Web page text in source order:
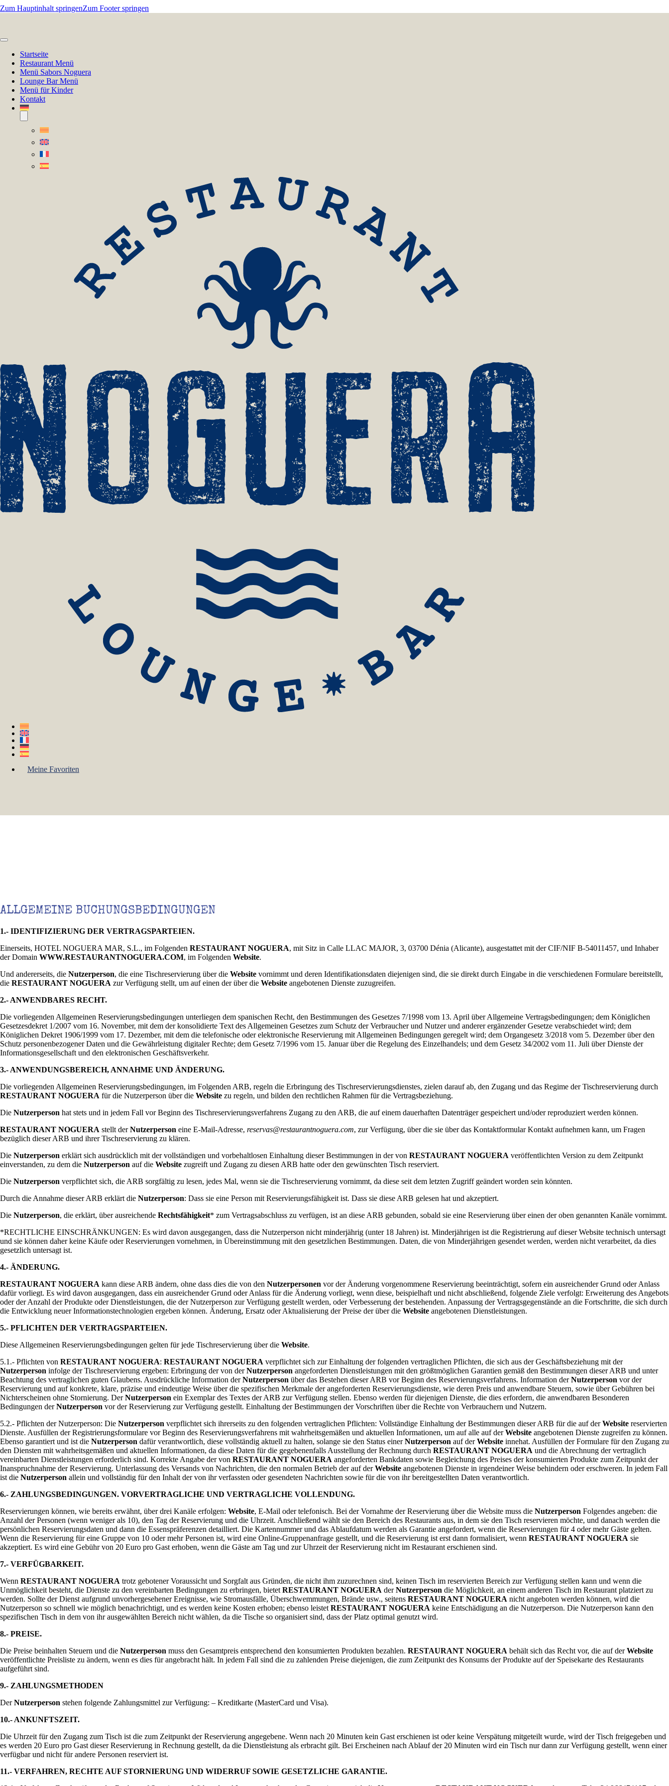
Zum Hauptinhalt springenZum Footer springen
Startseite
Restaurant Menü
Menü Sabors Noguera
Lounge Bar Menü
Menü für Kinder
Kontakt
Meine Favoriten
ALLGEMEINE BUCHUNGSBEDINGUNGEN
1.- IDENTIFIZIERUNG DER VERTRAGSPARTEIEN.
Einerseits, HOTEL NOGUERA MAR, S.L., im Folgenden RESTAURANT NOGUERA, mit Sitz in Calle LLAC MAJOR, 3, 03700 Dénia (Alicante), ausgestattet mit der CIF/NIF B-54011457, und Inhaber
der Domain WWW.RESTAURANTNOGUERA.COM, im Folgenden Website.
Und andererseits, die Nutzerperson, die eine Tischreservierung über die Website vornimmt und deren Identifikationsdaten diejenigen sind, die sie direkt durch Eingabe in die verschiedenen Formulare bereitstellt,
die RESTAURANT NOGUERA zur Verfügung stellt, um auf einen der über die Website angebotenen Dienste zuzugreifen.
2.- ANWENDBARES RECHT.
Die vorliegenden Allgemeinen Reservierungsbedingungen unterliegen dem spanischen Recht, den Bestimmungen des Gesetzes 7/1998 vom 13. April über Allgemeine Vertragsbedingungen; dem Königlichen
Gesetzesdekret 1/2007 vom 16. November, mit dem der konsolidierte Text des Allgemeinen Gesetzes zum Schutz der Verbraucher und Nutzer und anderer ergänzender Gesetze verabschiedet wird; dem
Königlichen Dekret 1906/1999 vom 17. Dezember, mit dem die telefonische oder elektronische Reservierung mit Allgemeinen Bedingungen geregelt wird; dem Organgesetz 3/2018 vom 5. Dezember über den
Schutz personenbezogener Daten und die Gewährleistung digitaler Rechte; dem Gesetz 7/1996 vom 15. Januar über die Regelung des Einzelhandels; und dem Gesetz 34/2002 vom 11. Juli über Dienste der
Informationsgesellschaft und den elektronischen Geschäftsverkehr.
3.- ANWENDUNGSBEREICH, ANNAHME UND ÄNDERUNG.
Die vorliegenden Allgemeinen Reservierungsbedingungen, im Folgenden ARB, regeln die Erbringung des Tischreservierungsdienstes, zielen darauf ab, den Zugang und das Regime der Tischreservierung durch
RESTAURANT NOGUERA für die Nutzerperson über die Website zu regeln, und bilden den rechtlichen Rahmen für die Vertragsbeziehung.
Die Nutzerperson hat stets und in jedem Fall vor Beginn des Tischreservierungsverfahrens Zugang zu den ARB, die auf einem dauerhaften Datenträger gespeichert und/oder reproduziert werden können.
RESTAURANT NOGUERA stellt derNutzerperson eine E-Mail-Adresse, reservas@restaurantnoguera.com, zur Verfügung, über die sie über das Kontaktformular Kontakt aufnehmen kann, um Fragen
bezüglich dieser ARB und ihrer Tischreservierung zu klären.
Die Nutzerperson erklärt sich ausdrücklich mit der vollständigen und vorbehaltlosen Einhaltung dieser Bestimmungen in der von RESTAURANT NOGUERA veröffentlichten Version zu dem Zeitpunkt
einverstanden, zu dem die Nutzerperson auf die Website zugreift und Zugang zu diesen ARB hatte oder den gewünschten Tisch reserviert.
Die Nutzerperson verpflichtet sich, die ARB sorgfältig zu lesen, jedes Mal, wenn sie die Tischreservierung vornimmt, da diese seit dem letzten Zugriff geändert worden sein könnten.
Durch die Annahme dieser ARB erklärt die Nutzerperson: Dass sie eine Person mit Reservierungsfähigkeit ist. Dass sie diese ARB gelesen hat und akzeptiert.
Die Nutzerperson, die erklärt, über ausreichende Rechtsfähigkeit* zum Vertragsabschluss zu verfügen, ist an diese ARB gebunden, sobald sie eine Reservierung über einen der oben genannten Kanäle vornimmt.
*RECHTLICHE EINSCHRÄNKUNGEN: Es wird davon ausgegangen, dass die Nutzerperson nicht minderjährig (unter 18 Jahren) ist. Minderjährigen ist die Registrierung auf dieser Website technisch untersagt
und sie können daher keine Käufe oder Reservierungen vornehmen, in Übereinstimmung mit den gesetzlichen Bestimmungen. Daten, die von Minderjährigen gesendet werden, werden nicht verarbeitet, da dies
gesetzlich untersagt ist.
4.- ÄNDERUNG.
RESTAURANT NOGUERA kann diese ARB ändern, ohne dass dies die von den Nutzerpersonen vor der Änderung vorgenommene Reservierung beeinträchtigt, sofern ein ausreichender Grund oder Anlass
dafür vorliegt. Es wird davon ausgegangen, dass ein ausreichender Grund oder Anlass für die Änderung vorliegt, wenn diese, beispielhaft und nicht abschließend, folgende Ziele verfolgt: Erweiterung des Angebots
oder der Anzahl der Produkte oder Dienstleistungen, die der Nutzerperson zur Verfügung gestellt werden, oder Verbesserung der bestehenden. Anpassung der Vertragsgegenstände an die Fortschritte, die sich durch
die Entwicklung neuer Informationstechnologien ergeben können. Änderung, Ersatz oder Aktualisierung der Preise der über die Website angebotenen Dienstleistungen.
5.- PFLICHTEN DER VERTRAGSPARTEIEN.
Diese Allgemeinen Reservierungsbedingungen gelten für jede Tischreservierung über die Website.
5.1.- Pflichten von RESTAURANT NOGUERA: RESTAURANT NOGUERA verpflichtet sich zur Einhaltung der folgenden vertraglichen Pflichten, die sich aus der Geschäftsbeziehung mit der
Nutzerperson infolge der Tischreservierung ergeben: Erbringung der von derNutzerperson angeforderten Dienstleistungen mit den größtmöglichen Garantien gemäß den Bestimmungen dieser ARB und unter
Beachtung des vertraglichen guten Glaubens. Ausdrückliche Information derNutzerperson über das Bestehen dieser ARB vor Beginn des Reservierungsverfahrens. Information derNutzerperson vor der
Reservierung und auf konkrete, klare, präzise und eindeutige Weise über die spezifischen Merkmale der angeforderten Reservierungsdienste, wie deren Preis und anwendbare Steuern, sowie über Gebühren bei
Nichterscheinen ohne Stornierung. DerNutzerperson ein Exemplar des Textes der ARB zur Verfügung stellen. Ebenso werden für diejenigen Dienste, die dies erfordern, die anwendbaren Besonderen
Bedingungen derNutzerperson vor der Reservierung zur Verfügung gestellt. Einhaltung der Bestimmungen der Vorschriften über die Rechte von Verbrauchern und Nutzern.
5.2.- Pflichten der Nutzerperson: Die Nutzerperson verpflichtet sich ihrerseits zu den folgenden vertraglichen Pflichten: Vollständige Einhaltung der Bestimmungen dieser ARB für die auf derWebsite reservierten
Dienste. Ausfüllen der Registrierungsformulare vor Beginn des Reservierungsverfahrens mit wahrheitsgemäßen und aktuellen Informationen, um auf alle auf derWebsite angebotenen Dienste zugreifen zu können.
Ebenso garantiert und ist die Nutzerperson dafür verantwortlich, diese vollständig aktuell zu halten, solange sie den Status einerNutzerperson auf derWebsite innehat. Ausfüllen der Formulare für den Zugang zu
den Diensten mit wahrheitsgemäßen und aktuellen Informationen, da diese Daten für die gegebenenfalls Ausstellung der Rechnung durch RESTAURANT NOGUERA und die Abrechnung der vertraglich
vereinbarten Dienstleistungen erforderlich sind. Korrekte Angabe der von RESTAURANT NOGUERA angeforderten Bankdaten sowie Begleichung des Preises der konsumierten Produkte zum Zeitpunkt der
Inanspruchnahme der Reservierung. Unterlassung des Versands von Nachrichten, die den normalen Betrieb der auf derWebsite angebotenen Dienste in irgendeiner Weise behindern oder erschweren. In jedem Fall
ist die Nutzerperson allein und vollständig für den Inhalt der von ihr verfassten oder gesendeten Nachrichten sowie für die von ihr bereitgestellten Daten verantwortlich.
6.- ZAHLUNGSBEDINGUNGEN. VORVERTRAGLICHE UND VERTRAGLICHE VOLLENDUNG.
Reservierungen können, wie bereits erwähnt, über drei Kanäle erfolgen: Website, E-Mail oder telefonisch. Bei der Vornahme der Reservierung über die Website muss die Nutzerperson Folgendes angeben: die
Anzahl der Personen (wenn weniger als 10), den Tag der Reservierung und die Uhrzeit. Anschließend wählt sie den Bereich des Restaurants aus, in dem sie den Tisch reservieren möchte, und danach werden die
persönlichen Reservierungsdaten und dann die Essenspräferenzen detailliert. Die Kartennummer und das Ablaufdatum werden als Garantie angefordert, wenn die Reservierungen für 4 oder mehr Gäste gelten.
Wenn die Reservierung für eine Gruppe von 10 oder mehr Personen ist, wird eine Online-Gruppenanfrage gestellt, und die Reservierung ist erst dann formalisiert, wenn RESTAURANT NOGUERA sie
akzeptiert. Es wird eine Gebühr von 20 Euro pro Gast erhoben, wenn die Gäste am Tag und zur Uhrzeit der Reservierung nicht im Restaurant erschienen sind.
7.- VERFÜGBARKEIT.
Wenn RESTAURANT NOGUERA trotz gebotener Voraussicht und Sorgfalt aus Gründen, die nicht ihm zuzurechnen sind, keinen Tisch im reservierten Bereich zur Verfügung stellen kann und wenn die
Unmöglichkeit besteht, die Dienste zu den vereinbarten Bedingungen zu erbringen, bietet RESTAURANT NOGUERA derNutzerperson die Möglichkeit, an einem anderen Tisch im Restaurant platziert zu
werden. Sollte der Dienst aufgrund unvorhergesehener Ereignisse, wie Stromausfälle, Überschwemmungen, Brände usw., seitens RESTAURANT NOGUERA nicht angeboten werden können, wird die
Nutzerperson so schnell wie möglich benachrichtigt, und es werden keine Kosten erhoben; ebenso leistet RESTAURANT NOGUERA keine Entschädigung an die Nutzerperson. Die Nutzerperson kann den
spezifischen Tisch in dem von ihr ausgewählten Bereich nicht wählen, da die Tische so organisiert sind, dass der Platz optimal genutzt wird.
8.- PREISE.
Die Preise beinhalten Steuern und die Nutzerperson muss den Gesamtpreis entsprechend den konsumierten Produkten bezahlen. RESTAURANT NOGUERA behält sich das Recht vor, die auf derWebsite
veröffentlichte Preisliste zu ändern, wenn es dies für angebracht hält. In jedem Fall sind die zu zahlenden Preise diejenigen, die zum Zeitpunkt des Konsums der Produkte auf der Speisekarte des Restaurants
aufgeführt sind.
9.- ZAHLUNGSMETHODEN
DerNutzerperson stehen folgende Zahlungsmittel zur Verfügung: – Kreditkarte (MasterCard und Visa).
10.- ANKUNFTSZEIT.
Die Uhrzeit für den Zugang zum Tisch ist die zum Zeitpunkt der Reservierung angegebene. Wenn nach 20 Minuten kein Gast erschienen ist oder keine Verspätung mitgeteilt wurde, wird der Tisch freigegeben und
es werden 20 Euro pro Gast dieser Reservierung in Rechnung gestellt, da die Dienstleistung als erbracht gilt. Bei Erscheinen nach Ablauf der 20 Minuten wird ein Tisch nur dann zur Verfügung gestellt, wenn einer
verfügbar und nicht für andere Personen reserviert ist.
11.- VERFAHREN, RECHTE AUF STORNIERUNG UND WIDERRUF SOWIE GESETZLICHE GARANTIE.